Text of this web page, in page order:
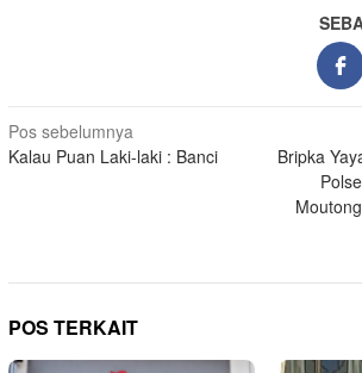
Navigasi
pos
Pos sebelumnya
Kalau Puan Laki-laki : Banci
Bripka
POS TERKAIT